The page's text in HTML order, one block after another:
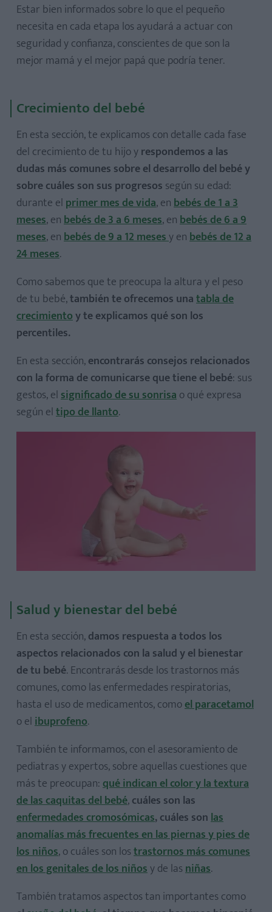
Estar bien informados sobre lo que el pequeño
necesita en cada etapa los ayudará a actuar con
seguridad y confianza, conscientes de que son la
mejor mamá y el mejor papá que podría tener.
Crecimiento del bebé
En esta sección, te explicamos con detalle cada fase
del crecimiento de tu hijo yrespondemos a las
dudas más comunes sobre el desarrollo del bebé y
sobre cuáles son sus progresos según su edad:
durante el primer mes de vida, enbebés de 1 a 3
meses, enbebés de 3 a 6 meses, enbebés de 6 a 9
meses, enbebés de 9 a 12 mesesy enbebés de 12 a
24 meses.
Como sabemos que te preocupa la altura y el peso
de tu bebé,también te ofrecemos unatabla de
crecimientoy te explicamos qué son los
percentiles.
En esta sección,encontrarás consejos relacionados
con la forma de comunicarse que tiene el bebé: sus
gestos, elsignificado de su sonrisao qué expresa
según eltipo de llanto.
Salud y bienestar del bebé
En esta sección,damos respuesta a todos los
aspectos relacionados con la salud y el bienestar
de tu bebé. Encontrarás desde los trastornos más
comunes, como las enfermedades respiratorias,
hasta el uso de medicamentos, comoel paracetamol
o elibuprofeno.
También te informamos, con el asesoramiento de
pediatras y expertos, sobre aquellas cuestiones que
más te preocupan:qué indican el color y la textura
de las caquitas del bebé,cuáles son las
enfermedades cromosómicas, cuáles sonlas
anomalías más frecuentes en las piernas y pies de
los niños, o cuáles son lostrastornos más comunes
en los genitales de los niñosy de lasniñas.
También tratamos aspectos tan importantes como